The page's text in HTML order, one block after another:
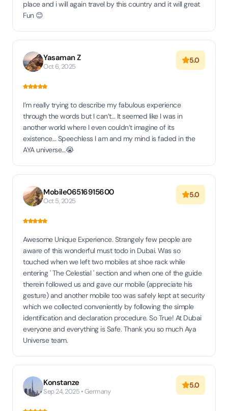
place and i will again travel by this country and it will great
Fun 😊
Yasaman Z
Oct 6, 2025
5.0
I’m really trying to describe my fabulous experience
through the words but I can’t… It seemed like I was in
another world where I even couldn’t imagine of its
existence… Speechless I am and my mind is faded in the
AYA universe…😭
Mobile06516915600
Oct 5, 2025
5.0
Awesome Unique Experience. Strangely few people are
aware of this wonderful must todo in Dubai. Was so
touched when we left two mobiles at shoe rack while
entering ' The Celestial ' section and when one of the guide
therein followed us and gave our mobile (appreciate his
gesture) and another mobile too was safely kept at security
which we collected conveniently by following the simple
identification and declaration procedure. So True! At Dubai
everyone and everything is Safe. Thank you so much Aya
Universe team.
Konstanze
Sep 24, 2025 • Germany
5.0